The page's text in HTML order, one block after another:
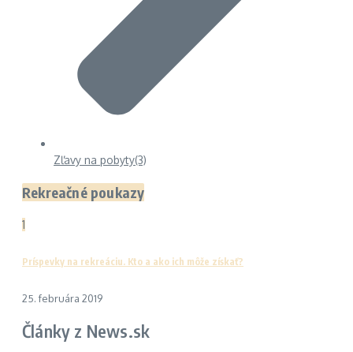
Zľavy na pobyty(3)
Rekreačné poukazy
1
Príspevky na rekreáciu. Kto a ako ich môže získať?
25. februára 2019
Články z News.sk